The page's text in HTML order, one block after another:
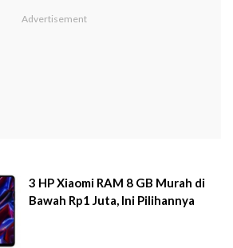
3 HP Xiaomi RAM 8 GB Murah di
Bawah Rp1 Juta, Ini Pilihannya